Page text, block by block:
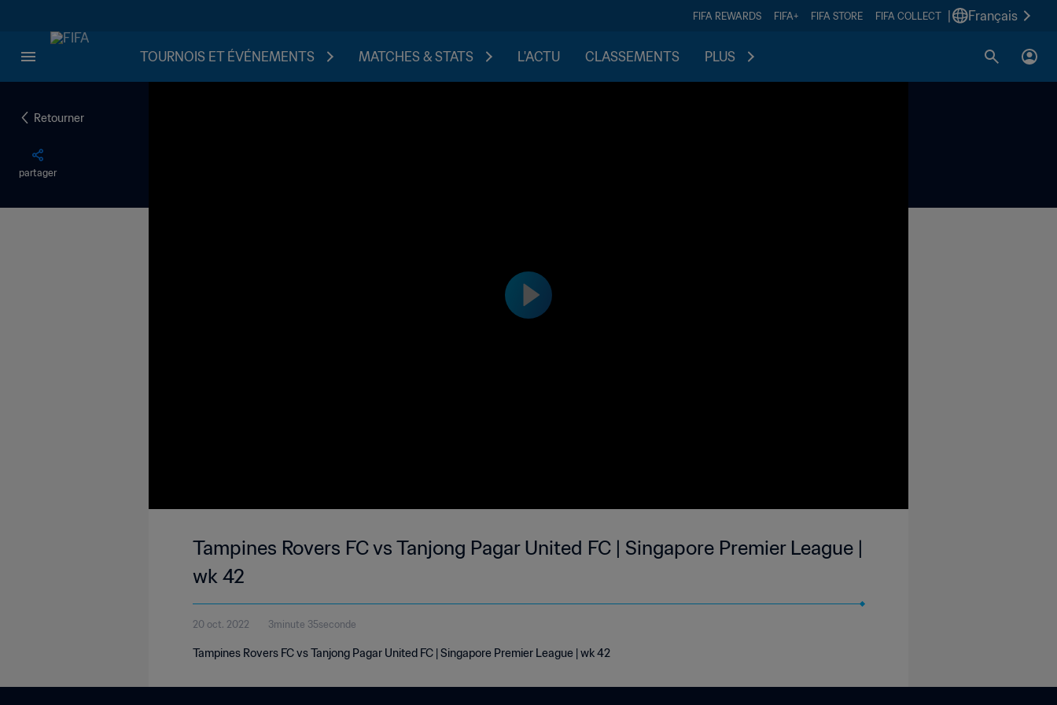
FIFA REWARDS FIFA+ FIFA STORE FIFA COLLECT Français
TOURNOIS ET ÉVÉNEMENTS MATCHES & STATS L'ACTU CLASSEMENTS PLUS
Retourner
partager
Tampines Rovers FC vs Tanjong Pagar United FC | Singapore Premier League |
wk 42
20 oct. 2022 3minute 35seconde
Tampines Rovers FC vs Tanjong Pagar United FC | Singapore Premier League | wk 42